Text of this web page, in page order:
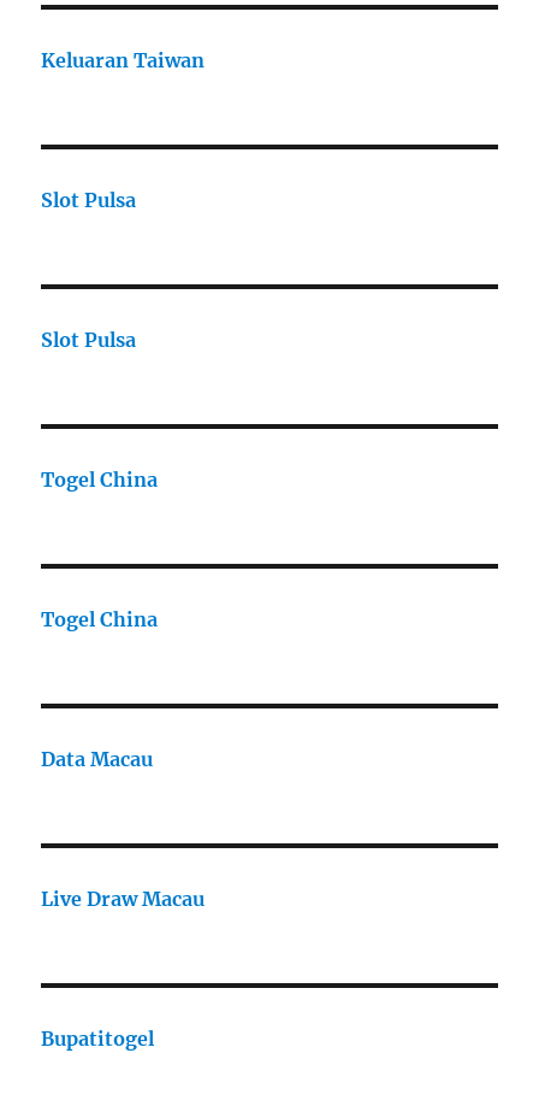
Keluaran Taiwan
Slot Pulsa
Slot Pulsa
Togel China
Togel China
Data Macau
Live Draw Macau
Bupatitogel